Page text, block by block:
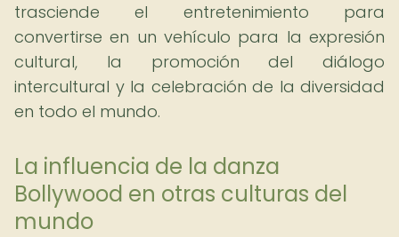
trasciende el entretenimiento para
convertirse en un vehículo para la expresión
cultural, la promoción del diálogo
intercultural y la celebración de la diversidad
en todo el mundo.
La influencia de la danza
Bollywood en otras culturas del
mundo